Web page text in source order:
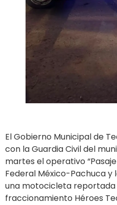
El Gobierno Municipal de
con la Guardia Civil del
martes el operativo
Federal México-Pachuca
una motocicleta
fraccionamiento Héroes